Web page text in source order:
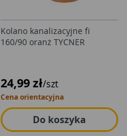
Kolano kanalizacyjne fi
160/90 oranż TYCNER
24,99 zł/szt
Cena orientacyjna
Do koszyka